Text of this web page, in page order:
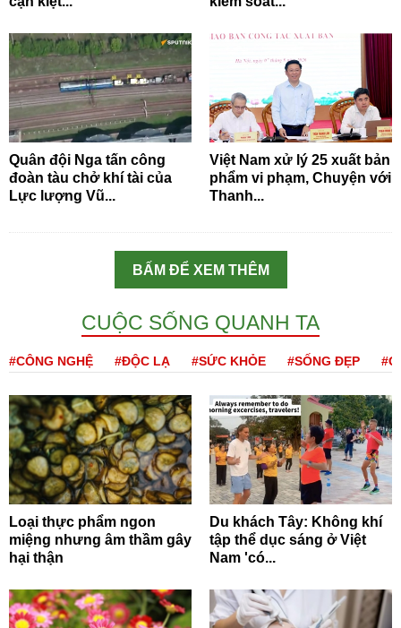
Quân đội Nga tấn công
đoàn tàu chở khí tài của
Lực lượng Vũ...
Việt Nam xử lý 25 xuất bản
phẩm vi phạm, Chuyện với
Thanh...
BẤM ĐỂ XEM THÊM
CUỘC SỐNG QUANH TA
#CÔNG NGHỆ #ĐỘC LẠ #SỨC KHỎE #SỐNG ĐẸP
Loại thực phẩm ngon
miệng nhưng âm thầm gây
hại thận
Du khách Tây: Không khí
tập thể dục sáng ở Việt
Nam 'có...